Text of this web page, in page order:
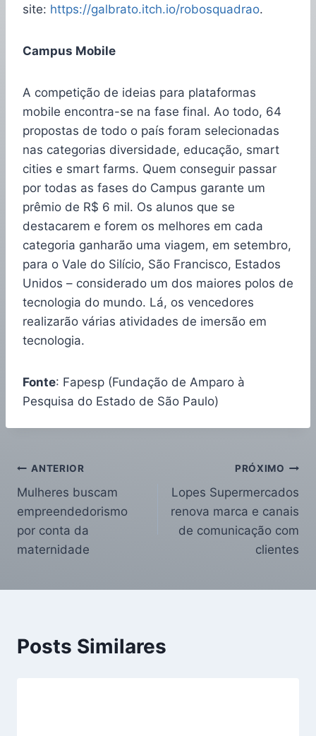
site: https://galbrato.itch.io/robosquadrao.
Campus Mobile
A competição de ideias para plataformas
mobile encontra-se na fase final. Ao todo, 64
propostas de todo o país foram selecionadas
nas categorias diversidade, educação, smart
cities e smart farms. Quem conseguir passar
por todas as fases do Campus garante um
prêmio de R$ 6 mil. Os alunos que se
destacarem e forem os melhores em cada
categoria ganharão uma viagem, em setembro,
para o Vale do Silício, São Francisco, Estados
Unidos – considerado um dos maiores polos de
tecnologia do mundo. Lá, os vencedores
realizarão várias atividades de imersão em
tecnologia.
Fonte: Fapesp (Fundação de Amparo à
Pesquisa do Estado de São Paulo)
ANTERIOR
Mulheres buscam
empreendedorismo
por conta da
maternidade
PRÓXIMO
Lopes Supermercados
renova marca e canais
de comunicação com
clientes
Posts Similares